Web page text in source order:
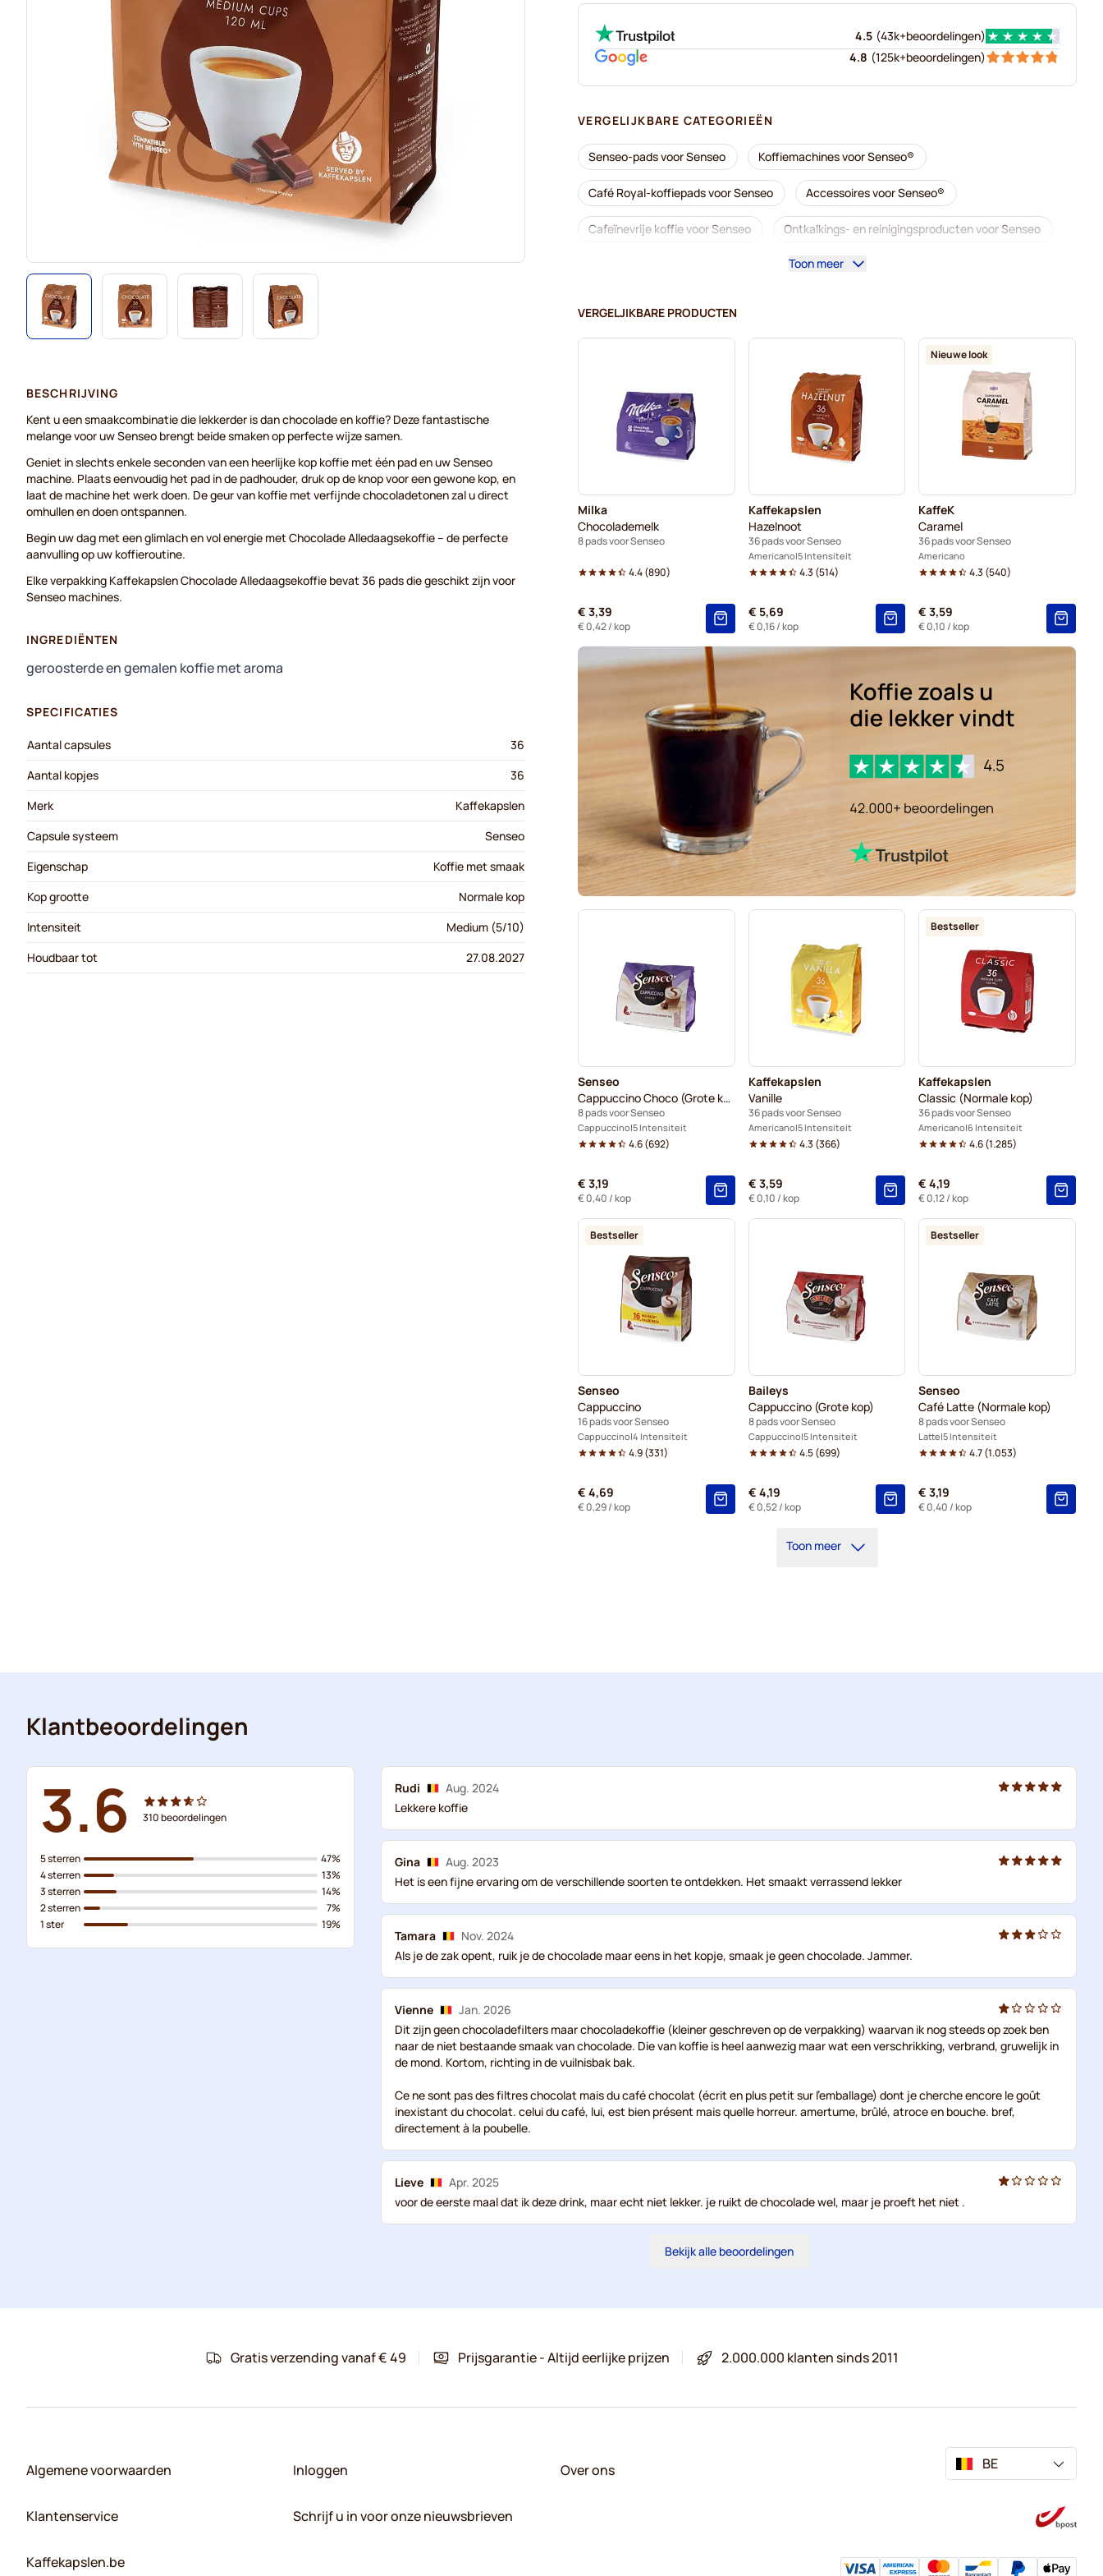
4.5 (43k+beoordelingen)
4.8 (125k+beoordelingen)
VERGELIJKBARE CATEGORIEËN
Senseo-pads voor Senseo Koffiemachines voor Senseo®
Café Royal-koffiepads voor Senseo Accessoires voor Senseo®
Cafeïnevrije koffie voor Senseo Ontkalkings- en reinigingsproducten voor Senseo
Café René-koffiepads voor Senseo
Friele-koffiepads voor Senseo Marcilla-koffiepads voor Senseo
Pads voor Senseo Zwarte koffie voor Senseo®
Voor Senseo® Kaffekapslen voor Senseo®
Toon meer
VERGELJIKBARE PRODUCTEN
Milka
Chocolademelk
8 pads voor Senseo
4.4(890)
€ 3,39
€ 0,42/ kop
Kaffekapslen
Hazelnoot
36 pads voor Senseo
Americano 5 Intensiteit
4.3 (514)
€ 5,69
€ 0,16/ kop
Nieuwe look
KaffeK
Caramel
36 pads voor Senseo
Americano
4.3 (540)
€ 3,59
€ 0,10 / kop
Senseo
Cappuccino Choco (Grote kop)
8 pads voor Senseo
Cappuccino 5 Intensiteit
4.6(692)
€ 3,19
€ 0,40 / kop
Kaffekapslen
Vanille
36 pads voor Senseo
Americano 5 Intensiteit
4.3 (366)
€ 3,59
€ 0,10 / kop
Bestseller
Kaffekapslen
Classic (Normale kop)
36 pads voor Senseo
Americano 6 Intensiteit
4.6(1.285)
€ 4,19
€ 0,12/ kop
Bestseller
Senseo
Cappuccino
16 pads voor Senseo
Cappuccino 4 Intensiteit
4.9(331)
€ 4,69
€ 0,29/ kop
Baileys
Cappuccino (Grote kop)
8 pads voor Senseo
Cappuccino 5 Intensiteit
4.5(699)
€ 4,19
€ 0,52/ kop
Bestseller
Senseo
Café Latte (Normale kop)
8 pads voor Senseo
Latte 5 Intensiteit
4.7(1.053)
€ 3,19
€ 0,40 / kop
Toon meer
BESCHRIJVING
Kent u een smaakcombinatie die lekkerder is dan chocolade en koffie? Deze fantastische
melange voor uw Senseo brengt beide smaken op perfecte wijze samen.
Geniet in slechts enkele seconden van een heerlijke kop koffie met één pad en uw Senseo
machine. Plaats eenvoudig het pad in de padhouder, druk op de knop voor een gewone kop, en
laat de machine het werk doen. De geur van koffie met verfijnde chocoladetonen zal u direct
omhullen en doen ontspannen.
Begin uw dag met een glimlach en vol energie met Chocolade Alledaagsekoffie – de perfecte
aanvulling op uw koffieroutine.
Elke verpakking Kaffekapslen Chocolade Alledaagsekoffie bevat 36 pads die geschikt zijn voor
Senseo machines.
INGREDIËNTEN
geroosterde en gemalen koffie met aroma
SPECIFICATIES
Aantal capsules
36
Aantal kopjes
36
Merk
Kaffekapslen
Capsule systeem
Senseo
Eigenschap
Koffie met smaak
Kop grootte
Normale kop
Intensiteit
Medium (5/10)
Houdbaar tot
27.08.2027
Klantbeoordelingen
3.6 310beoordelingen
5 sterren
4 sterren
3 sterren
2 sterren
1 ster
47%
13%
14%
7%
19%
Rudi
Aug. 2024
Lekkere koffie
Gina
Aug. 2023
Het is een fijne ervaring om de verschillende soorten te ontdekken. Het smaakt verrassend lekker
Tamara
Nov. 2024
Als je de zak opent, ruik je de chocolade maar eens in het kopje, smaak je geen chocolade. Jammer.
Vienne
Jan. 2026
Dit zijn geen chocoladefilters maar chocoladekoffie (kleiner geschreven op de verpakking) waarvan ik nog steeds op zoek ben
naar de niet bestaande smaak van chocolade. Die van koffie is heel aanwezig maar wat een verschrikking, verbrand, gruwelijk in
de mond. Kortom, richting in de vuilnisbak bak.
Ce ne sont pas des filtres chocolat mais du café chocolat (écrit en plus petit sur l'emballage) dont je cherche encore le goût
inexistant du chocolat. celui du café, lui, est bien présent mais quelle horreur. amertume, brûlé, atroce en bouche. bref,
directement à la poubelle.
Lieve
Apr. 2025
voor de eerste maal dat ik deze drink, maar echt niet lekker. je ruikt de chocolade wel, maar je proeft het niet .
Bekijk alle beoordelingen
Gratis verzending vanaf € 49 Prijsgarantie - Altijd eerlijke prijzen 2.000.000 klanten sinds 2011
Algemene voorwaarden
Klantenservice
Kaffekapslen.be
Inloggen
Schrijf u in voor onze nieuwsbrieven
Over ons BE